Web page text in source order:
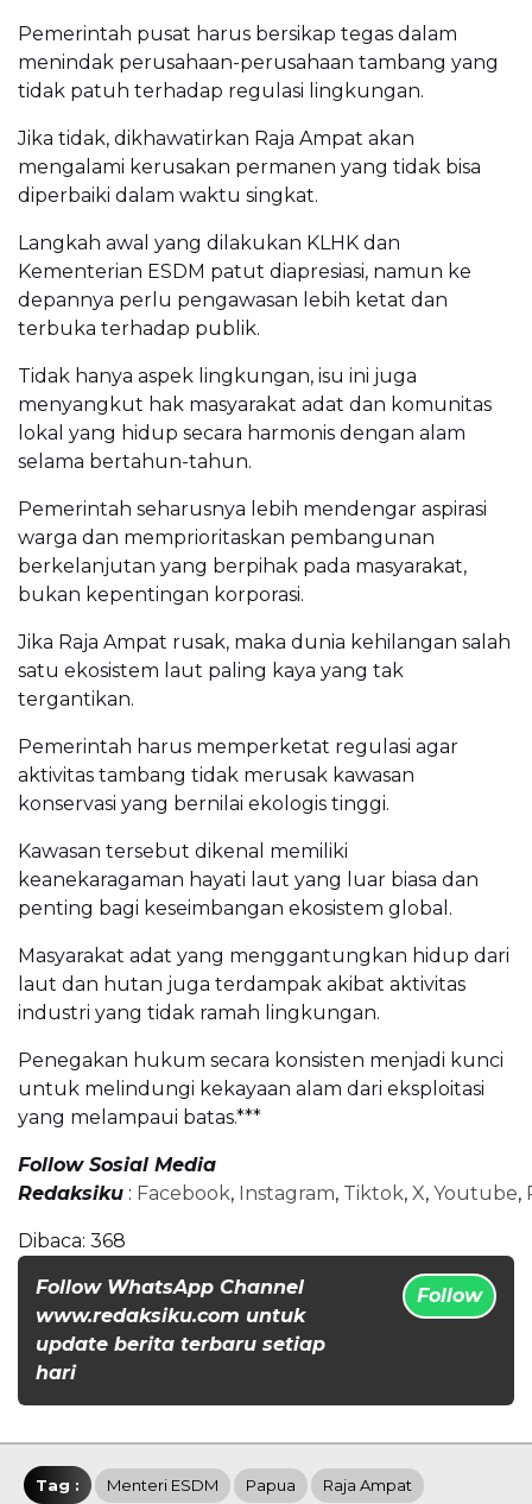
Pemerintah pusat harus bersikap tegas dalam
menindak perusahaan-perusahaan tambang yang
tidak patuh terhadap regulasi lingkungan.
Jika tidak, dikhawatirkan Raja Ampat akan
mengalami kerusakan permanen yang tidak bisa
diperbaiki dalam waktu singkat.
Langkah awal yang dilakukan KLHK dan
Kementerian ESDM patut diapresiasi, namun ke
depannya perlu pengawasan lebih ketat dan
terbuka terhadap publik.
Tidak hanya aspek lingkungan, isu ini juga
menyangkut hak masyarakat adat dan komunitas
lokal yang hidup secara harmonis dengan alam
selama bertahun-tahun.
Pemerintah seharusnya lebih mendengar aspirasi
warga dan memprioritaskan pembangunan
berkelanjutan yang berpihak pada masyarakat,
bukan kepentingan korporasi.
Jika Raja Ampat rusak, maka dunia kehilangan salah
satu ekosistem laut paling kaya yang tak
tergantikan.
Pemerintah harus memperketat regulasi agar
aktivitas tambang tidak merusak kawasan
konservasi yang bernilai ekologis tinggi.
Kawasan tersebut dikenal memiliki
keanekaragaman hayati laut yang luar biasa dan
penting bagi keseimbangan ekosistem global.
Masyarakat adat yang menggantungkan hidup dari
laut dan hutan juga terdampak akibat aktivitas
industri yang tidak ramah lingkungan.
Penegakan hukum secara konsisten menjadi kunci
untuk melindungi kekayaan alam dari eksploitasi
yang melampaui batas.***
Follow Sosial Media
Redaksiku : Facebook, Instagram, Tiktok, X, Youtube,
Dibaca: 368
Follow WhatsApp Channel
www.redaksiku.com untuk
update berita terbaru setiap
hari
Follow
Tag : Menteri ESDM Papua Raja Ampat